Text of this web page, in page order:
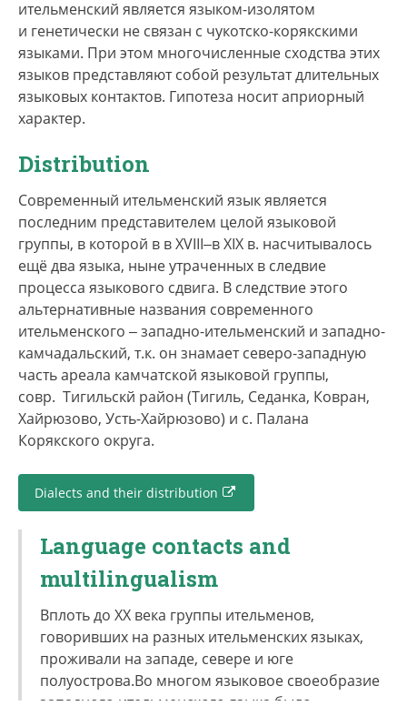
ительменский является языком-изолятом
и генетически не связан с чукотско-корякскими
языками. При этом многочисленные сходства этих
языков представляют собой результат длительных
языковых контактов. Гипотеза носит априорный
характер.
Distribution
Современный ительменский язык является
последним представителем целой языковой
группы, в которой в в XVIII‒в XIХ в. насчитывалось
ещё два языка, ныне утраченных в следвие
процесса языкового сдвига. В следствие этого
альтернативные названия современного
ительменского ‒ западно-ительменский и западно-
камчадальский, т.к. он знамает северо-западную
часть ареала камчатской языковой группы,
совр. Тигильскй район (Тигиль, Седанка, Ковран,
Хайрюзово, Усть-Хайрюзово) и с. Палана
Корякского округа.
Dialects and their distribution
Language contacts and
multilingualism
Вплоть до ХХ века группы ительменов,
говоривших на разных ительменских языках,
проживали на западе, севере и юге
полуострова.Во многом языковое своеобразие
западного ительменского языка было